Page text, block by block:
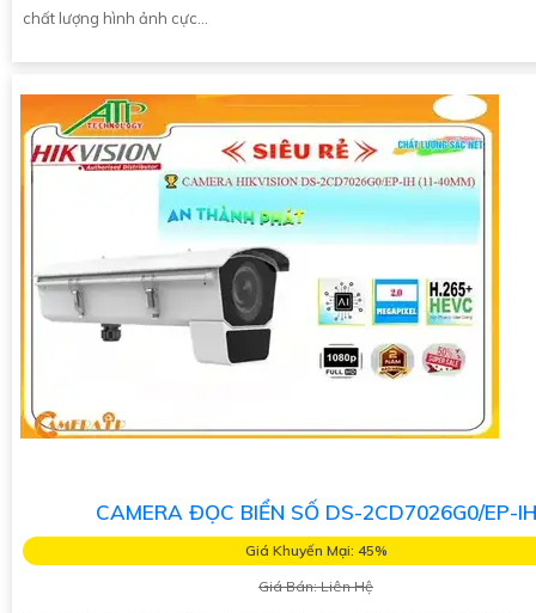
chất lượng hình ảnh cực...
CAMERA ĐỌC BIỂN SỐ DS-2CD7026G0/EP-IH
Giá Khuyến Mại: 45%
Giá Bán: Liên Hệ